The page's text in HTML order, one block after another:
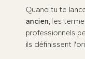
Quand tu te
ancien , les
professionnels
ils définissent